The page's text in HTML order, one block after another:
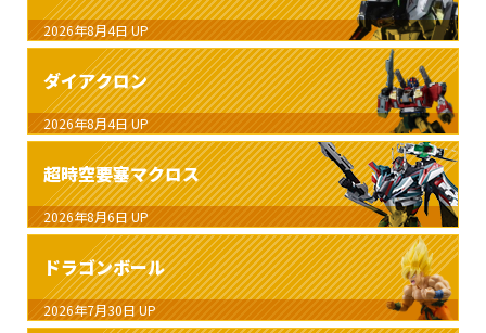
2026年8月4日 UP
ダイアクロン
2026年8月4日 UP
超時空要塞マクロス
2026年8月6日 UP
ドラゴンボール
2026年7月30日 UP